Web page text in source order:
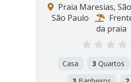
Praia Maresias,
São Paulo
da praia
Casa 3 Quartos